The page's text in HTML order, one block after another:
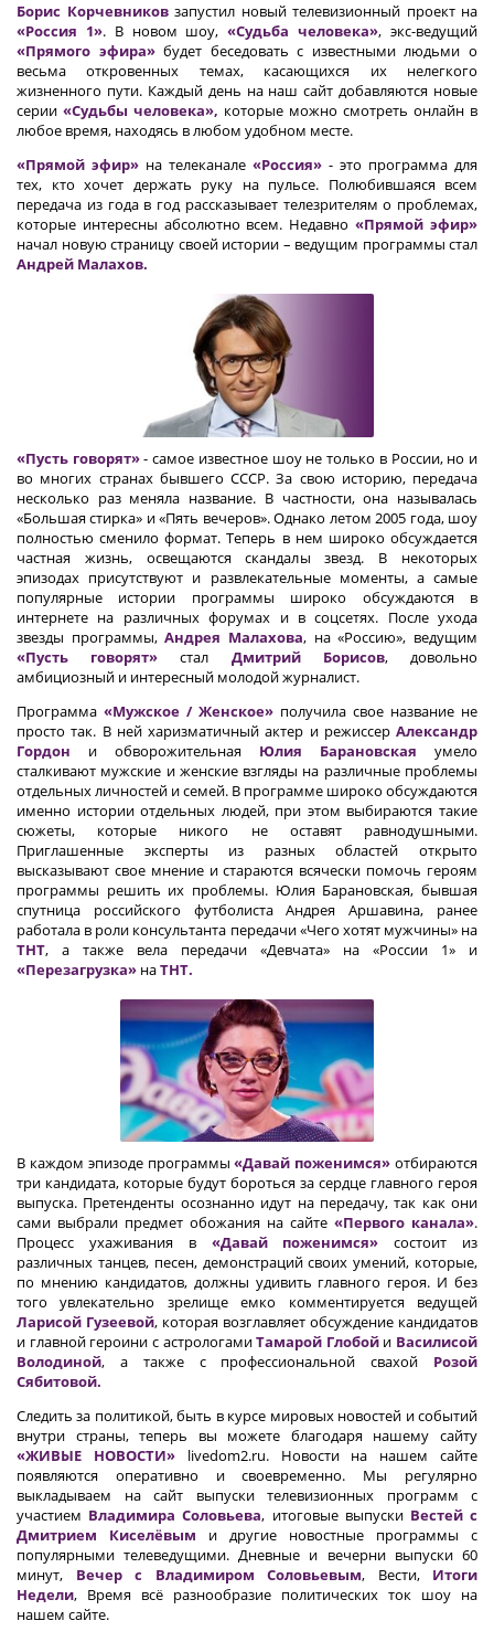
Борис Корчевниковзапустил новый телевизионный проект на
«Россия 1». В новом шоу,«Судьба человека», экс-ведущий
«Прямого эфира»будет беседовать с известными людьми о
весьма откровенных темах, касающихся их нелегкого
жизненного пути. Каждый день на наш сайт добавляются новые
серии «Судьбы человека», которые можно смотреть онлайн в
любое время, находясь в любом удобном месте.
«Прямой эфир» на телеканале «Россия» - это программа для
тех, кто хочет держать руку на пульсе. Полюбившаяся всем
передача из года в год рассказывает телезрителям о проблемах,
которые интересны абсолютно всем. Недавно«Прямой эфир»
начал новую страницу своей истории – ведущим программы стал
Андрей Малахов.
«Пусть говорят»- самое известное шоу не только в России, но и
во многих странах бывшего СССР. За свою историю, передача
несколько раз меняла название. В частности, она называлась
«Большая стирка» и «Пять вечеров». Однако летом 2005 года, шоу
полностью сменило формат. Теперь в нем широко обсуждается
частная жизнь, освещаются скандалы звезд. В некоторых
эпизодах присутствуют и развлекательные моменты, а самые
популярные истории программы широко обсуждаются в
интернете на различных форумах и в соцсетях. После ухода
звезды программы,Андрея Малахова, на «Россию», ведущим
«Пусть говорят» стал Дмитрий Борисов, довольно
амбициозный и интересный молодой журналист.
Программа «Мужское / Женское» получила свое название не
просто так. В ней харизматичный актер и режиссер Александр
Гордон и обворожительная Юлия Барановская умело
сталкивают мужские и женские взгляды на различные проблемы
отдельных личностей и семей. В программе широко обсуждаются
именно истории отдельных людей, при этом выбираются такие
сюжеты, которые никого не оставят равнодушными.
Приглашенные эксперты из разных областей открыто
высказывают свое мнение и стараются всячески помочь героям
программы решить их проблемы. Юлия Барановская, бывшая
спутница российского футболиста Андрея Аршавина, ранее
работала в роли консультанта передачи «Чего хотят мужчины» на
ТНТ, а также вела передачи «Девчата» на «России 1» и
«Перезагрузка» наТНТ.
В каждом эпизоде программы«Давай поженимся» отбираются
три кандидата, которые будут бороться за сердце главного героя
выпуска. Претенденты осознанно идут на передачу, так как они
сами выбрали предмет обожания на сайте «Первого канала».
Процесс ухаживания в «Давай поженимся» состоит из
различных танцев, песен, демонстраций своих умений, которые,
по мнению кандидатов, должны удивить главного героя. И без
того увлекательно зрелище емко комментируется ведущей
Ларисой Гузеевой, которая возглавляет обсуждение кандидатов
и главной героини с астрологамиТамарой Глобойи Василисой
Володиной, а также с профессиональной свахой Розой
Сябитовой.
Следить за политикой, быть в курсе мировых новостей и событий
внутри страны, теперь вы можете благодаря нашему сайту
«ЖИВЫЕ НОВОСТИ»livedom2.ru. Новости на нашем сайте
появляются оперативно и своевременно. Мы регулярно
выкладываем на сайт выпуски телевизионных программ с
участием Владимира Соловьева, итоговые выпуски Вестей с
Дмитрием Киселёвым и другие новостные программы с
популярными телеведущими. Дневные и вечерни выпуски 60
минут, Вечер с Владимиром Соловьевым, Вести, Итоги
Недели, Время всё разнообразие политических ток шоу на
нашем сайте.